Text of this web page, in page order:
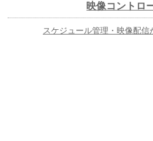
映像コントロ
スケジュール管理・映像配信